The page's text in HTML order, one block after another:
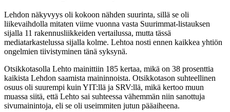
Lehdon näkyvyys oli kokoon nähden suurinta, sillä se oli
liikevaihdolla mitaten viime vuonna vasta Suurimmat-listauksen
sijalla 11 rakennusliikkeiden vertailussa, mutta tässä
mediatarkastelussa sijalla kolme. Lehtoa nosti ennen kaikkea yhtiön
ongelmien tiivistyminen tänä syksynä.
Otsikkotasolla Lehto mainittiin 185 kertaa, mikä on 38 prosenttia
kaikista Lehdon saamista maininnoista. Otsikkotason suhteellinen
osuus oli suurempi kuin YIT:llä ja SRV:llä, mikä kertoo muun
muassa siitä, että Lehto sai suhteessa vähemmän niin sanottuja
sivumainintoja, eli se oli useimmiten jutun pääaiheena.